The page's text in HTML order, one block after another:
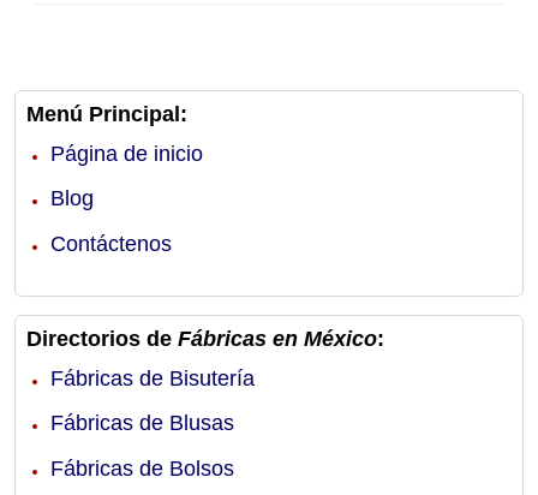
Menú Principal:
Página de inicio
Blog
Contáctenos
Directorios de Fábricas en México:
Fábricas de Bisutería
Fábricas de Blusas
Fábricas de Bolsos